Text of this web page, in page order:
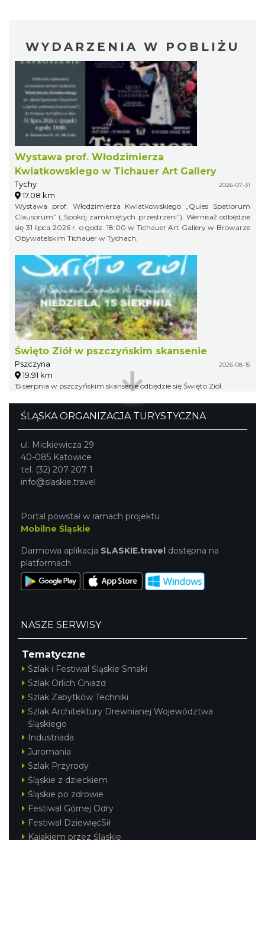
WYDARZENIA W POBLIŻU
Wystawa prof. Włodzimierza
Kwiatkowskiego w Tichauer Art Gallery
Tychy 2026-07-31
17.08 km
Wystawa prof. Włodzimierza Kwiatkowskiego „Quies Spatiorum
Clausorum” („Spokój zamkniętych przestrzeni”). Wernisaż odbędzie
się 31 lipca 2026 r. o godz. 18:00 w Tichauer Art Gallery w Browarze
Obywatelskim Tichauer w Tychach.
Święto Ziół w pszczyńskim skansenie
Pszczyna 2026-08-15
19.91 km
15 sierpnia w pszczyńskim skansenie odbędzie się Święto Ziół.
ŚLĄSKA ORGANIZACJA TURYSTYCZNA
ul. Mickiewicza 29
40-085 Katowice
tel. (32) 207 207 1
info@slaskie.travel
Portal powstał w ramach projektu
Mobilne Śląskie
Darmowa aplikacja SLASKIE.travel dostępna na
platformach
NASZE SERWISY
Tematyczne
Szlak i Festiwal Śląskie Smaki
Szlak Orlich Gniazd
Szlak Zabytków Techniki
Szlak Architektury Drewnianej Województwa
Śląskiego
Industriada
Juromania
Szlak Przyrody
Śląskie z dzieckiem
Śląskie po zdrowie
Festiwal Górnej Odry
Festiwal DziewięćSił
Kajakiem przez Śląskie